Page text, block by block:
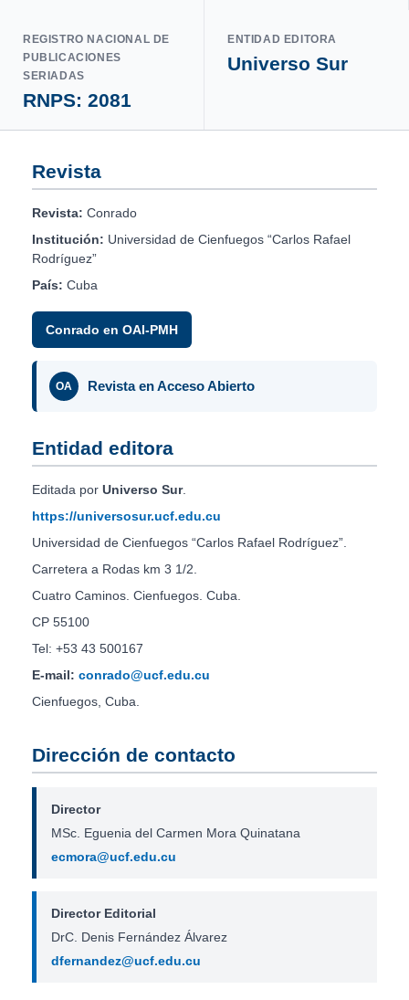
REGISTRO NACIONAL DE
PUBLICACIONES
SERIADAS
RNPS: 2081
ENTIDAD EDITORA
Universo Sur
Revista
Revista: Conrado
Institución: Universidad de Cienfuegos “Carlos Rafael
Rodríguez”
País: Cuba
Conrado en OAI-PMH
OA Revista en Acceso Abierto
Entidad editora
Editada por Universo Sur.
https://universosur.ucf.edu.cu
Universidad de Cienfuegos “Carlos Rafael Rodríguez”.
Carretera a Rodas km 3 1/2.
Cuatro Caminos. Cienfuegos. Cuba.
CP 55100
Tel: +53 43 500167
E-mail: conrado@ucf.edu.cu
Cienfuegos, Cuba.
Dirección de contacto
Director
MSc. Eguenia del Carmen Mora Quinatana
ecmora@ucf.edu.cu
Director Editorial
DrC. Denis Fernández Álvarez
dfernandez@ucf.edu.cu